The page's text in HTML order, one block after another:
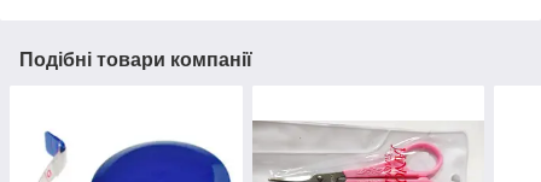
Подібні товари компанії